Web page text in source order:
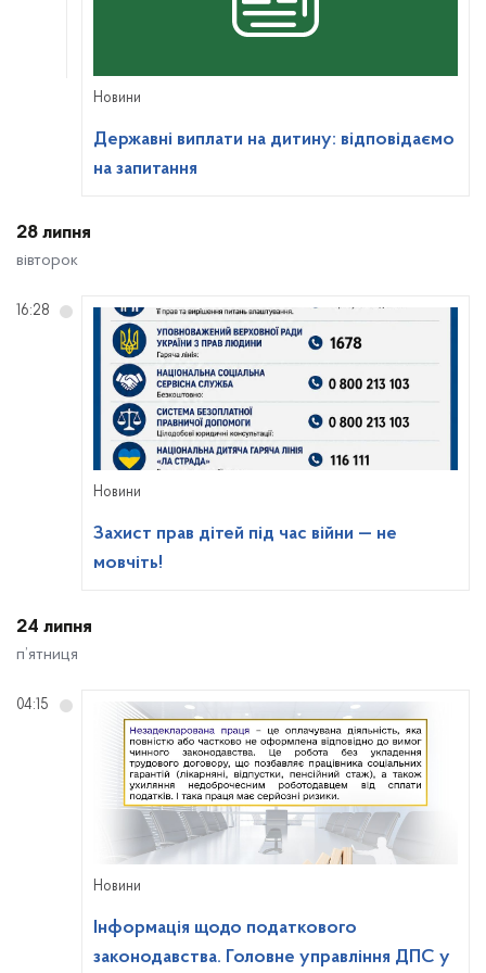
Новини
Державні виплати на дитину: відповідаємо
на запитання
28 липня
вівторок
Новини
Захист прав дітей під час війни — не
мовчіть!
16:28
24 липня
п’ятниця
Новини
Інформація щодо податкового
законодавства. Головне управління ДПС у
04:15